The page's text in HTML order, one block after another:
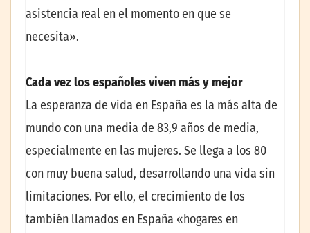
asistencia real en el momento en que se
necesita».
Cada vez los españoles viven más y mejor
La esperanza de vida en España es la más alta de
mundo con una media de 83,9 años de media,
especialmente en las mujeres. Se llega a los 80
con muy buena salud, desarrollando una vida sin
limitaciones. Por ello, el crecimiento de los
también llamados en España «hogares en